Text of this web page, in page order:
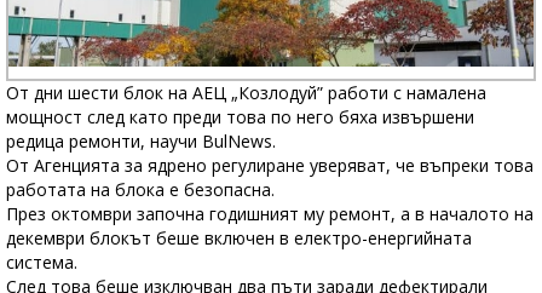
От дни шести блок на АЕЦ „Козлодуй” работи с намалена
мощност след като преди това по него бяха извършени
редица ремонти, научи BulNews.
От Агенцията за ядрено регулиране уверяват, че въпреки това
работата на блока е безопасна.
През октомври започна годишният му ремонт, а в началото на
декември блокът беше включен в електро-енергийната
система.
След това беше изключван два пъти заради дефектирали